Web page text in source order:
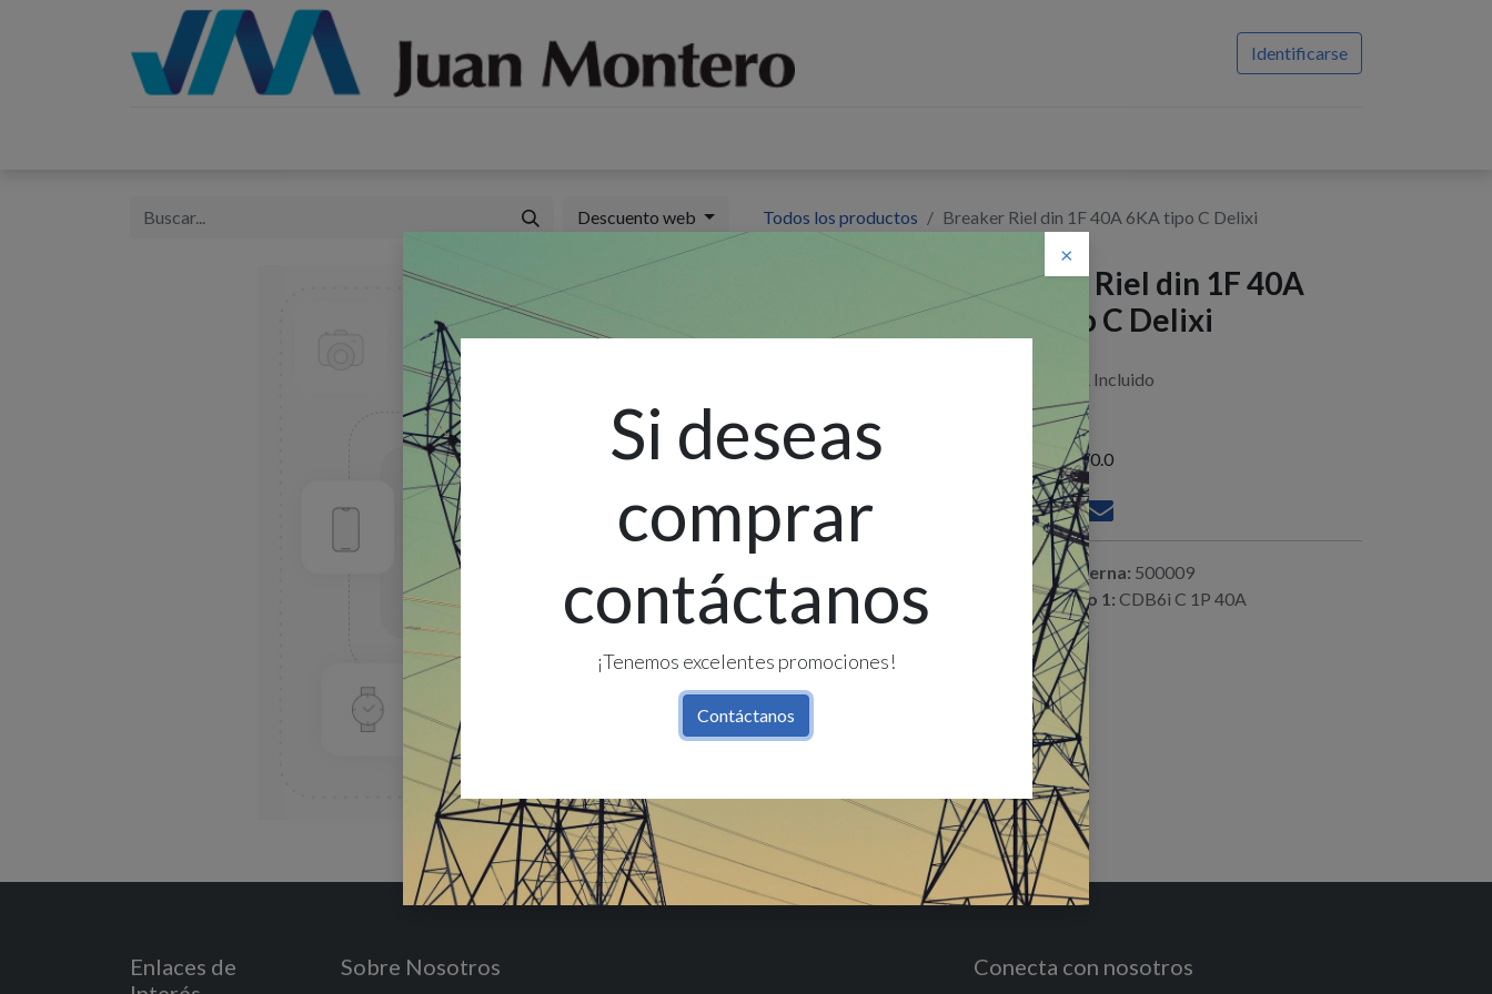
Identificarse
×
Si deseas
comprar
contáctanos
¡Tenemos excelentes promociones!
Contáctanos
Descuento web Todos los productos Breaker Riel din 1F 40A 6KA tipo C Delixi
Breaker Riel din 1F 40A
6KA tipo C Delixi
IVA Incluido
Existencias : 170.0
Referencia interna: 500009
Código alterno 1: CDB6i C 1P 40A
Enlaces de
Sobre Nosotros Conecta con nosotros